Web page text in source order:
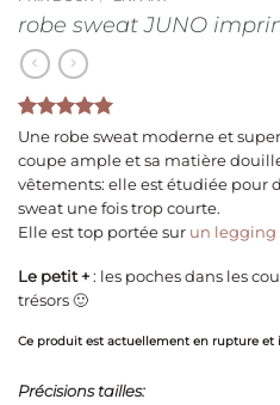
robe sweat JUNO
Noté5sur
2
notations
client
Une robe sweat moderne et
coupe ample et sa matière
vêtements: elle est étudiée pour
sweat une fois trop courte.
Elle est top portée sur un legging
Le petit + : les poches dans les
trésors 🙂
Ce produit est actuellement en rupture et
Précisions tailles: